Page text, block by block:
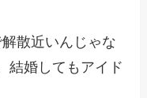
散近いんじゃな
結婚してもアイド